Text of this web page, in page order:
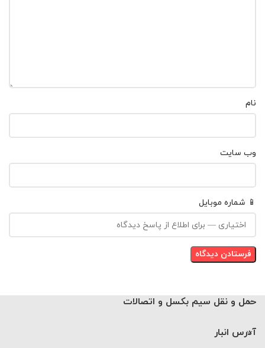
نام
وب‌ سایت
📱 شماره موبایل
حمل و نقل سیم بکسل و اتصالات
آدرس انبار